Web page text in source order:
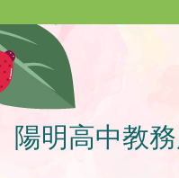
陽明高中教